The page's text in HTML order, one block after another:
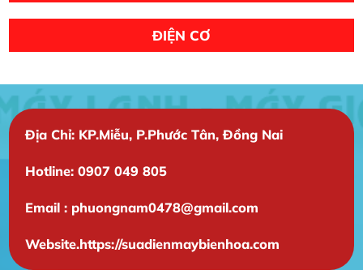
ĐIỆN CƠ
Địa Chỉ: KP.Miễu, P.Phước Tân, Đồng Nai
Hotline: 0907 049 805
Email : phuongnam0478@gmail.com
Website.https://suadienmaybienhoa.com